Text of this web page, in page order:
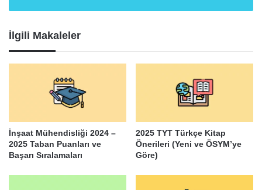
İlgili Makaleler
İnşaat Mühendisliği 2024 –
2025 Taban Puanları ve
Başarı Sıralamaları
2025 TYT Türkçe Kitap
Önerileri (Yeni ve ÖSYM’ye
Göre)